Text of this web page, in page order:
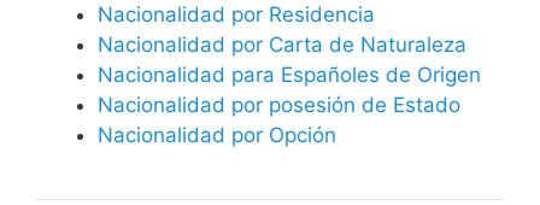
Nacionalidad por Residencia
Nacionalidad por Carta de Naturaleza
Nacionalidad para Españoles de Origen
Nacionalidad por posesión de Estado
Nacionalidad por Opción